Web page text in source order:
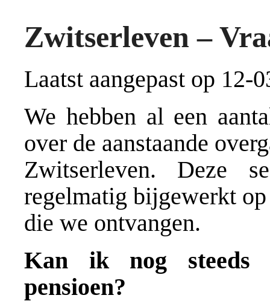
Zwitserleven –
Laatst aangepast op 12-
We hebben al een
over de aanstaande
Zwitserleven. Deze
regelmatig bijgewerkt
die we ontvangen.
Kan ik nog steeds
pensioen?